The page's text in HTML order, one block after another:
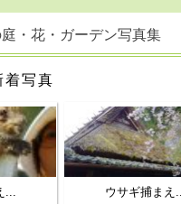
・花・ガーデン写真集
着写真
ウサギ捕まえ...